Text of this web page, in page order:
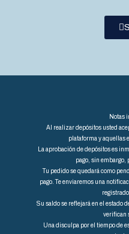
Notas
Al realizar depósitos usted
plataforma y aquellas
La aprobación de depósitos es
pago, sin embargo,
Tu pedido se quedará como
pago. Te enviaremos una
Su saldo se reflejará en el estado
verifican
Una disculpa por el tiempo de